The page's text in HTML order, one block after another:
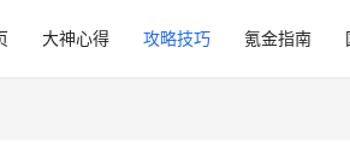
大神心得 攻略技巧 氪金指南